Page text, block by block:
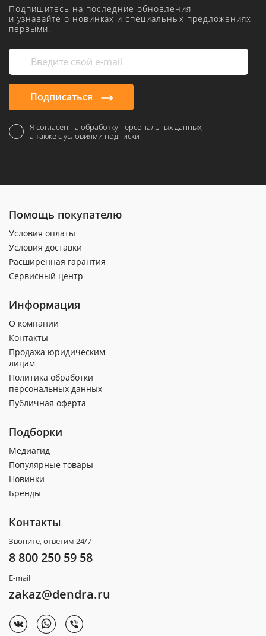
Подпишитесь на последние обновления
и узнавайте о новинках и специальных предложениях
первыми.
Подписаться
Я согласен на обработку персональных данных,
а также с условиями подписки
Помощь покупателю
Условия оплаты
Условия доставки
Расширенная гарантия
Сервисный центр
Информация
О компании
Контакты
Продажа юридическим
лицам
Политика обработки
персональных данных
Публичная оферта
Подборки
Медиагид
Популярные товары
Новинки
Бренды
Контакты
Звоните, ответим 24/7
8 800 250 59 58
E-mail
zakaz@dendra.ru